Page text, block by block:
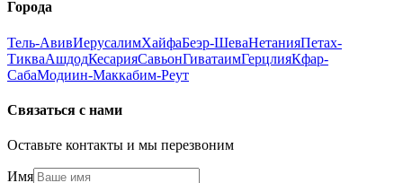
Города
Тель-АвивИерусалимХайфаБеэр-ШеваНетанияПетах-
ТикваАшдодКесарияСавьонГиватаимГерцлияКфар-
СабаМодиин-Маккабим-Реут
Связаться с нами
Оставьте контакты и мы перезвоним
Имя